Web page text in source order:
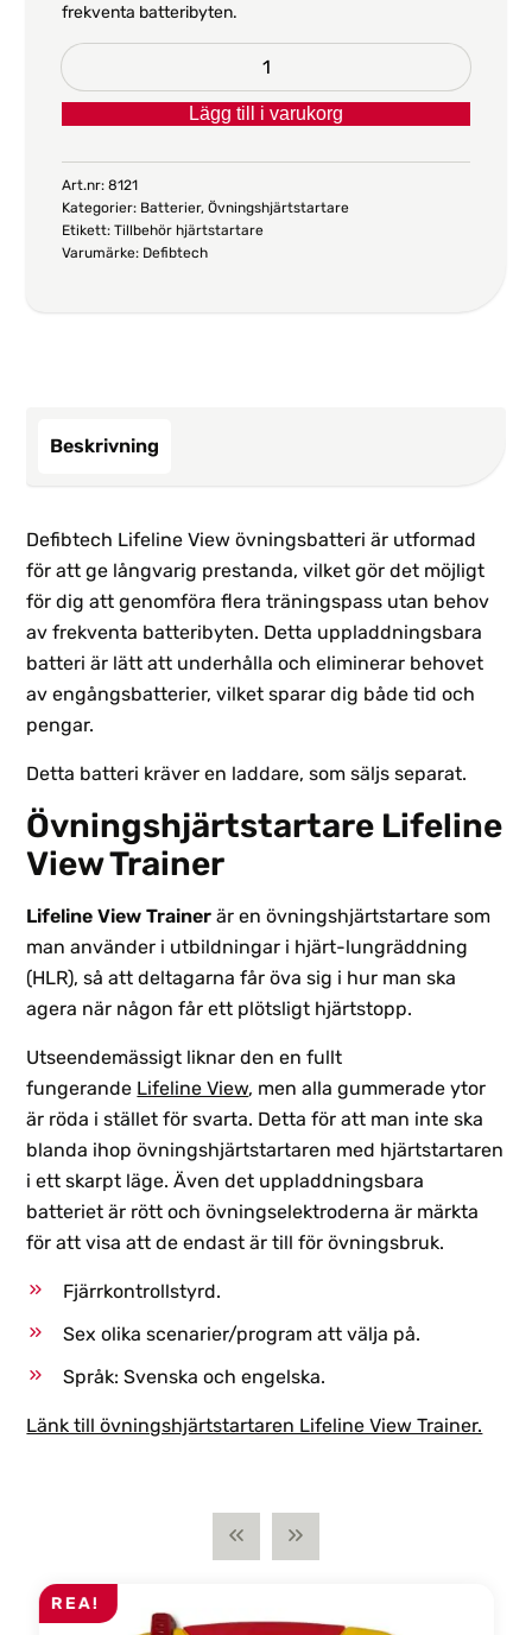
frekventa batteribyten.
Övningsbatteri
Defibtech
mängd
Lägg till i varukorg
Art.nr:8121
Kategorier: Batterier,Övningshjärtstartare
Etikett:Tillbehör hjärtstartare
Varumärke: Defibtech
Beskrivning
Defibtech Lifeline View övningsbatteri är utformad
för att ge långvarig prestanda, vilket gör det möjligt
för dig att genomföra flera träningspass utan behov
av frekventa batteribyten. Detta uppladdningsbara
batteri är lätt att underhålla och eliminerar behovet
av engångsbatterier, vilket sparar dig både tid och
pengar.
Detta batteri kräver en laddare, som säljs separat.
Övningshjärtstartare Lifeline
View Trainer
Lifeline View Trainer är en övningshjärtstartare som
man använder i utbildningar i hjärt-lungräddning
(HLR), så att deltagarna får öva sig i hur man ska
agera när någon får ett plötsligt hjärtstopp.
Utseendemässigt liknar den en fullt
fungerande Lifeline View, men alla gummerade ytor
är röda i stället för svarta. Detta för att man inte ska
blanda ihop övningshjärtstartaren med hjärtstartaren
i ett skarpt läge. Även det uppladdningsbara
batteriet är rött och övningselektroderna är märkta
för att visa att de endast är till för övningsbruk.
Fjärrkontrollstyrd.
Sex olika scenarier/program att välja på.
Språk: Svenska och engelska.
Länk till övningshjärtstartaren Lifeline View Trainer.
REA!